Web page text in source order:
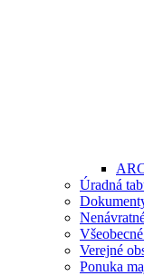
Úradná
Verejné
Ponuka